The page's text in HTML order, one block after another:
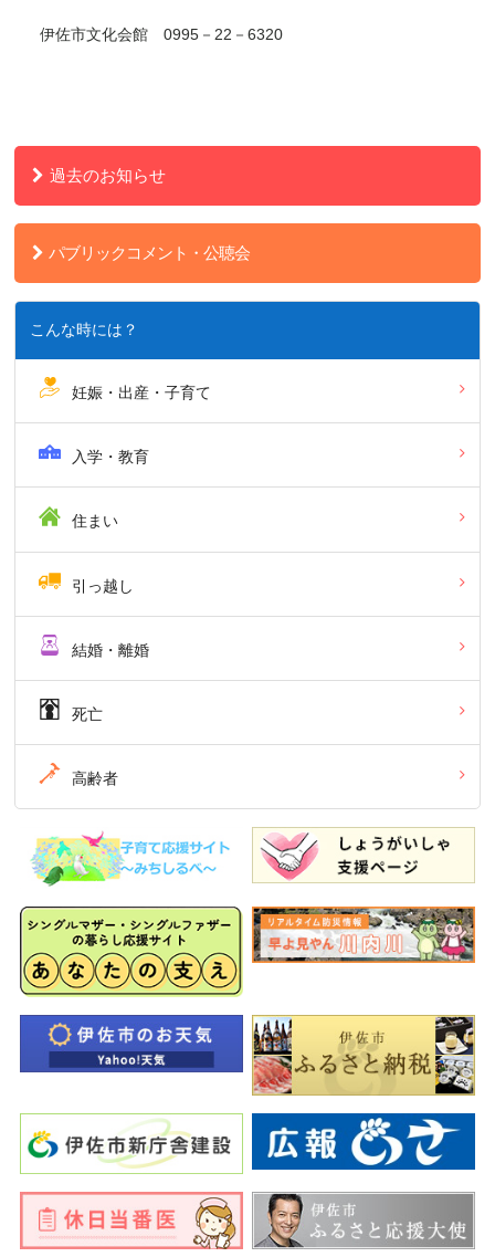
伊佐市文化会館 0995－22－6320
過去のお知らせ
パブリックコメント・公聴会
こんな時には？
妊娠・出産・子育て
入学・教育
住まい
引っ越し
結婚・離婚
死亡
高齢者